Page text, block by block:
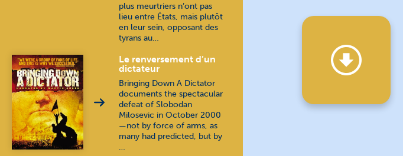
plus meurtriers n’ont pas
lieu entre États, mais plutôt
en leur sein, opposant des
tyrans au…
Le renversement d’un
dictateur
Bringing Down A Dictator
documents the spectacular
defeat of Slobodan
Milosevic in October 2000
—not by force of arms, as
many had predicted, but by
…